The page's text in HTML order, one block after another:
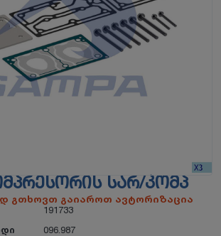
ᲡᲐᲠ/ᲙᲝᲛᲞ
გთხოვთ გაიაროთ ავტორიზაცია
191733
096.987